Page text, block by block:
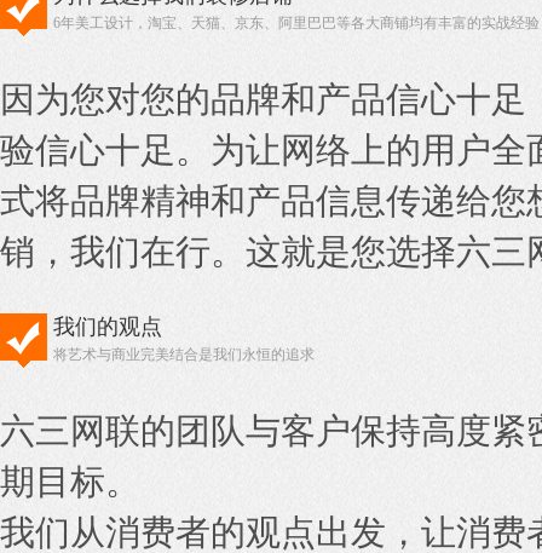
6年美工设计，淘宝、天猫、京东、阿里巴巴等各大商铺均有丰富的实战经验
因为您对您的品牌和产品信心十
验信心十足。为让网络上的用户
式将品牌精神和产品信息传递给
销，我们在行。这就是您选择六三
我们的观点
将艺术与商业完美结合是我们永恒的追求
六三网联的团队与客户保持高度
期目标。
我们从消费者的观点出发，让消